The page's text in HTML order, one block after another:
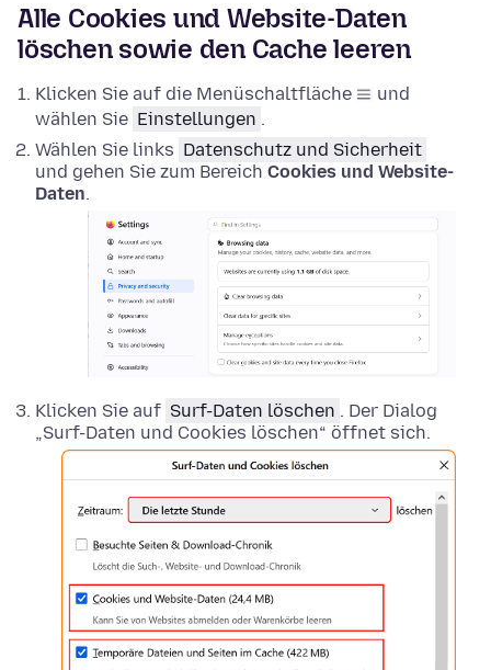
Alle Cookies und Website-Daten
löschen sowie den Cache leeren
Klicken Sie auf die Menüschaltfläche
und
wählen Sie Einstellungen .
Wählen Sie links Datenschutz und Sicherheit
und gehen Sie zum Bereich Cookies und Website-
Daten.
Klicken Sie auf Surf-Daten löschen . Der Dialog
„Surf-Daten und Cookies löschen“ öffnet sich.